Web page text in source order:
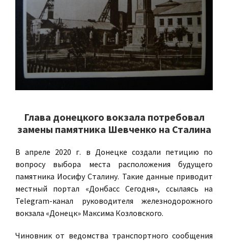
Глава донецкого вокзала потребовал
замены памятника Шевченко на Сталина
В апреле 2020 г. в Донецке создали петицию по
вопросу выбора места расположения будущего
памятника Иосифу Сталину. Такие данные приводит
местный портал «Донбасс Сегодня», ссылаясь на
Telegram-канал руководителя железнодорожного
вокзала «Донецк» Максима Козловского.
Чиновник от ведомства транспортного сообщения